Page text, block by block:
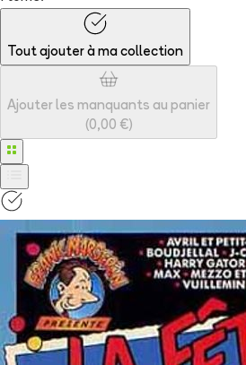
Tout ajouter à ma collection
Ajouter les manquants au panier
(0,00 €)